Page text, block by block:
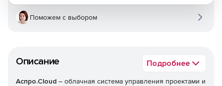
Описание Подробнее
Аспро.Cloud – облачная система управления проектами и
Поможем с выбором